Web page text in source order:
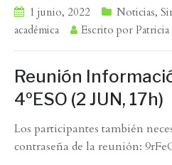
1 junio, 2022 Noticias,
académica
Escrito por Patricia
Reunión
4ºESO (2 JUN, 17h)
Los participantes también
contraseña de la reunión: